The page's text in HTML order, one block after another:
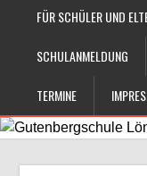
FÜR SCHÜLER UND
SCHULANMELDUNG
TERMINE